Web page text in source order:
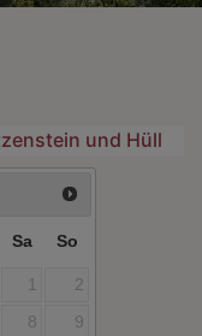
und Hüll
Sa So
1
2
8
9